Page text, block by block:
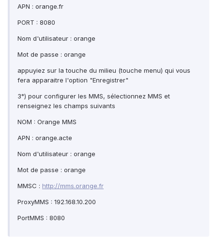
APN : orange.fr
PORT : 8080
Nom d'utilisateur : orange
Mot de passe : orange
appuyiez sur la touche du milieu (touche menu) qui vous
fera apparaitre l'option "Enregistrer"
3°) pour configurer les MMS, sélectionnez MMS et
renseignez les champs suivants
NOM : Orange MMS
APN : orange.acte
Nom d'utilisateur : orange
Mot de passe : orange
MMSC : http://mms.orange.fr
ProxyMMS : 192.168.10.200
PortMMS : 8080